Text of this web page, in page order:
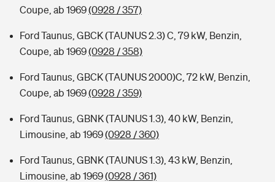
Coupe, ab 1969(0928 / 357)
Ford Taunus, GBCK (TAUNUS 2.3) C, 79 kW, Benzin,
Coupe, ab 1969(0928 / 358)
Ford Taunus, GBCK (TAUNUS 2000)C, 72 kW, Benzin,
Coupe, ab 1969(0928 / 359)
Ford Taunus, GBNK (TAUNUS 1.3), 40 kW, Benzin,
Limousine, ab 1969(0928 / 360)
Ford Taunus, GBNK (TAUNUS 1.3), 43 kW, Benzin,
Limousine, ab 1969(0928 / 361)